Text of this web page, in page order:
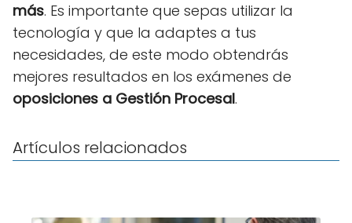
más. Es importante que sepas utilizar la
tecnología y que la adaptes a tus
necesidades, de este modo obtendrás
mejores resultados en los exámenes de
oposiciones a Gestión Procesal.
Artículos relacionados